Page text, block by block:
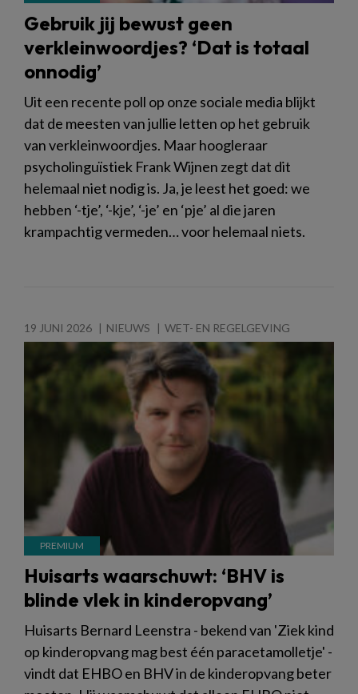
Gebruik jij bewust geen
verkleinwoordjes? ‘Dat is totaal
onnodig’
Uit een recente poll op onze sociale media blijkt
dat de meesten van jullie letten op het gebruik
van verkleinwoordjes. Maar hoogleraar
psycholinguïstiek Frank Wijnen zegt dat dit
helemaal niet nodig is. Ja, je leest het goed: we
hebben ‘-tje’, ‘-kje’, ‘-je’ en ‘pje’ al die jaren
krampachtig vermeden… voor helemaal niets.
19 JUNI 2026 NIEUWS WET- EN REGELGEVING
Huisarts waarschuwt: ‘BHV is
blinde vlek in kinderopvang’
Huisarts Bernard Leenstra - bekend van 'Ziek kind
op kinderopvang mag best één paracetamolletje' -
vindt dat EHBO en BHV in de kinderopvang beter